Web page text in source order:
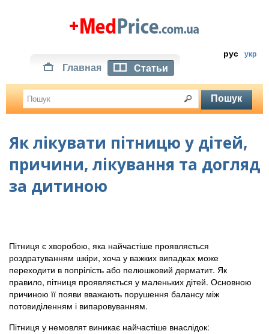
рус укр
Главная Статьи
Як лікувати пітницю у дітей,
причини, лікування та догляд
за дитиною
Пітниця є хворобою, яка найчастіше проявляється
роздратуванням шкіри, хоча у важких випадках може
переходити в попрілість або пелюшковий дерматит. Як
правило, пітниця проявляється у маленьких дітей. Основною
причиною її появи вважають порушення балансу між
потовиділенням і випаровуванням.
Пітниця у немовлят виникає найчастіше внаслідок: